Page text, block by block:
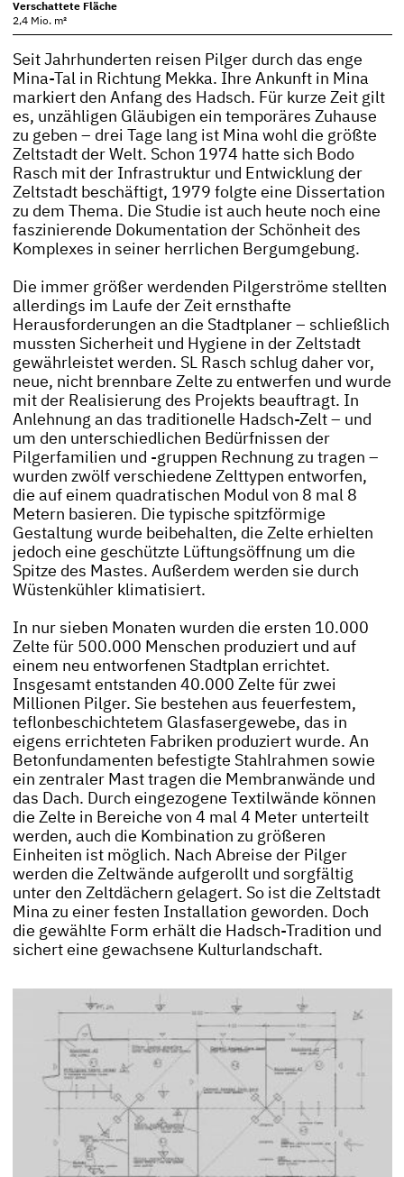
Verschattete Fläche
2,4 Mio. m²
Seit Jahrhunderten reisen Pilger durch das enge
Mina-Tal in Richtung Mekka. Ihre Ankunft in Mina
markiert den Anfang des Hadsch. Für kurze Zeit gilt
es, unzähligen Gläubigen ein temporäres Zuhause
zu geben – drei Tage lang ist Mina wohl die größte
Zeltstadt der Welt. Schon 1974 hatte sich Bodo
Rasch mit der Infrastruktur und Entwicklung der
Zeltstadt beschäftigt, 1979 folgte eine Dissertation
zu dem Thema. Die Studie ist auch heute noch eine
faszinierende Dokumentation der Schönheit des
Komplexes in seiner herrlichen Bergumgebung.
Die immer größer werdenden Pilgerströme stellten
allerdings im Laufe der Zeit ernsthafte
Herausforderungen an die Stadtplaner – schließlich
mussten Sicherheit und Hygiene in der Zeltstadt
gewährleistet werden. SL Rasch schlug daher vor,
neue, nicht brennbare Zelte zu entwerfen und wurde
mit der Realisierung des Projekts beauftragt. In
Anlehnung an das traditionelle Hadsch-Zelt – und
um den unterschiedlichen Bedürfnissen der
Pilgerfamilien und -gruppen Rechnung zu tragen –
wurden zwölf verschiedene Zelttypen entworfen,
die auf einem quadratischen Modul von 8 mal 8
Metern basieren. Die typische spitzförmige
Gestaltung wurde beibehalten, die Zelte erhielten
jedoch eine geschützte Lüftungsöffnung um die
Spitze des Mastes. Außerdem werden sie durch
Wüstenkühler klimatisiert.
In nur sieben Monaten wurden die ersten 10.000
Zelte für 500.000 Menschen produziert und auf
einem neu entworfenen Stadtplan errichtet.
Insgesamt entstanden 40.000 Zelte für zwei
Millionen Pilger. Sie bestehen aus feuerfestem,
teflonbeschichtetem Glasfasergewebe, das in
eigens errichteten Fabriken produziert wurde. An
Betonfundamenten befestigte Stahlrahmen sowie
ein zentraler Mast tragen die Membranwände und
das Dach. Durch eingezogene Textilwände können
die Zelte in Bereiche von 4 mal 4 Meter unterteilt
werden, auch die Kombination zu größeren
Einheiten ist möglich. Nach Abreise der Pilger
werden die Zeltwände aufgerollt und sorgfältig
unter den Zeltdächern gelagert. So ist die Zeltstadt
Mina zu einer festen Installation geworden. Doch
die gewählte Form erhält die Hadsch-Tradition und
sichert eine gewachsene Kulturlandschaft.